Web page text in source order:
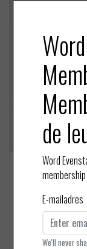
Marie Jo
EUR 112,00
Bekijken
de
Word
E-mailadres
We'll never